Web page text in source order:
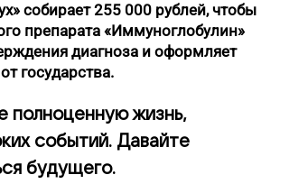
собирает 255 000 рублей, чтобы
препарата «Иммуноглобулин»
диагноза и оформляет
государства.
полноценную жизнь,
событий. Давайте
будущего.